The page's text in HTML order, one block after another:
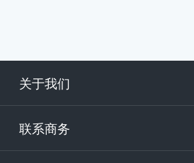
关于我们
联系商务